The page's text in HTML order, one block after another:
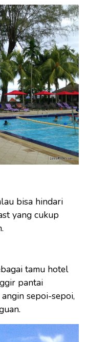
bisa hindari
yang cukup
tamu hotel
pantai
sepoi-sepoi,